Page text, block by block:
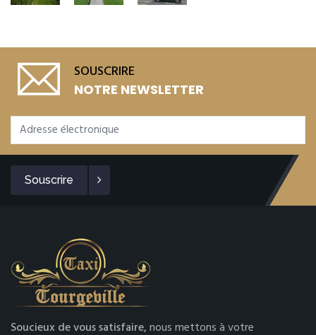
SOUSCRIRE
NOTRE NEWSLETTER
Souscrire
Soucieux de vous satisfaire,nous mettons à votre